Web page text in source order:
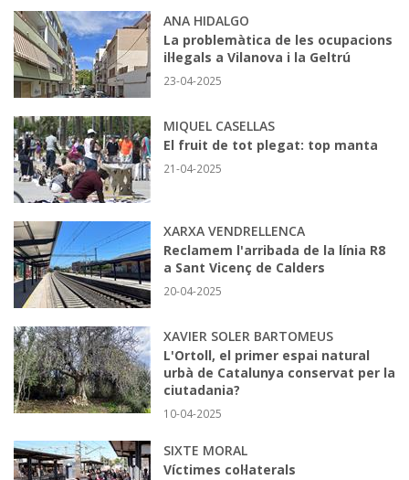
ANA HIDALGO
La problemàtica de les ocupacions
il·legals a Vilanova i la Geltrú
23-04-2025
MIQUEL CASELLAS
El fruit de tot plegat: top manta
21-04-2025
XARXA VENDRELLENCA
Reclamem l'arribada de la línia R8
a Sant Vicenç de Calders
20-04-2025
XAVIER SOLER BARTOMEUS
L'Ortoll, el primer espai natural
urbà de Catalunya conservat per la
ciutadania?
10-04-2025
SIXTE MORAL
Víctimes col·laterals